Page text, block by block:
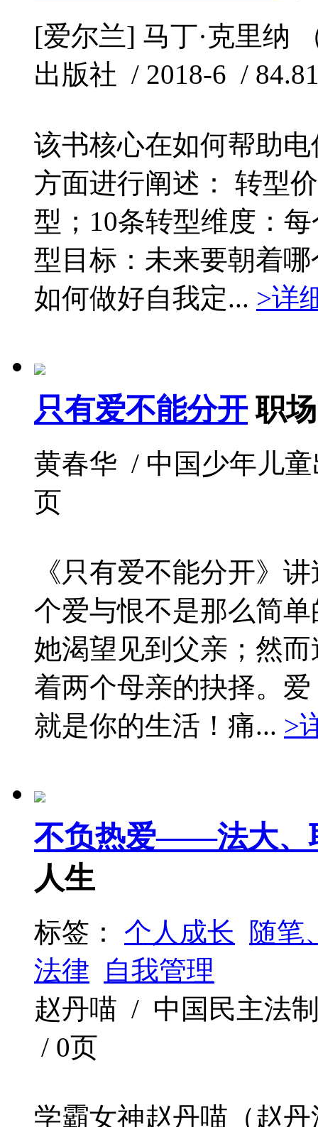
[爱尔兰] 马丁·克里纳
出版社 / 2018-6 /
该书核心在如何帮助
方面进行阐述： 转型
型；10条转型维度：
型目标：未来要朝着
如何做好自我定... >详
只有爱不能分开 职
黄春华 / 中国少年儿
页
《只有爱不能分开》
个爱与恨不是那么简
她渴望见到父亲；然
着两个母亲的抉择。
就是你的生活！痛... >
不负热爱——法大、
人生
标签： 个人成长
随笔
法律
自我管理
赵丹喵 / 中国民主法
/ 0页
学霸女神赵丹喵（赵